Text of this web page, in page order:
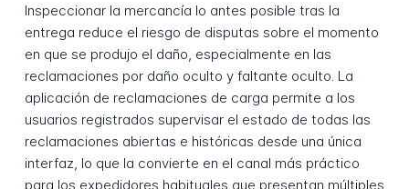
Inspeccionar la mercancía lo antes posible tras la
entrega reduce el riesgo de disputas sobre el momento
en que se produjo el daño, especialmente en las
reclamaciones por daño oculto y faltante oculto. La
aplicación de reclamaciones de carga permite a los
usuarios registrados supervisar el estado de todas las
reclamaciones abiertas e históricas desde una única
interfaz, lo que la convierte en el canal más práctico
para los expedidores habituales que presentan múltiples